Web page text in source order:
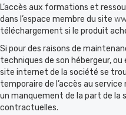
L’accès aux formations et
dans l’espace membre du site
téléchargement si le produit
Si pour des raisons de
techniques de son hébergeur, ou
site internet de la société se
temporaire de l’accès au
un manquement de la part de la
contractuelles.